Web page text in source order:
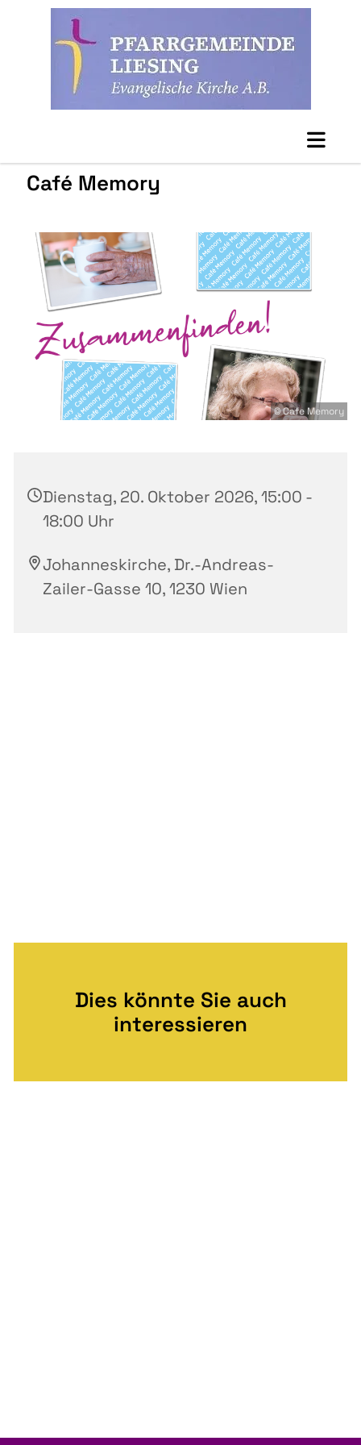
Café Memory
© Cafe Memory
Dienstag, 20. Oktober 2026, 15:00 -
18:00 Uhr
Johanneskirche, Dr.-Andreas-
Zailer-Gasse 10, 1230 Wien
Dies könnte Sie auch
interessieren